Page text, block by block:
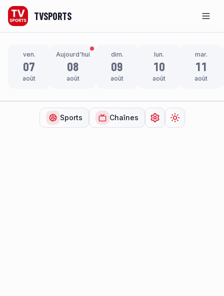
TVSPORTS
ven.
07
août
Aujourd'hui
08
août
dim.
09
août
lun.
10
août
mar.
11
août
Sports Chaînes Ouvrir lesChanger de